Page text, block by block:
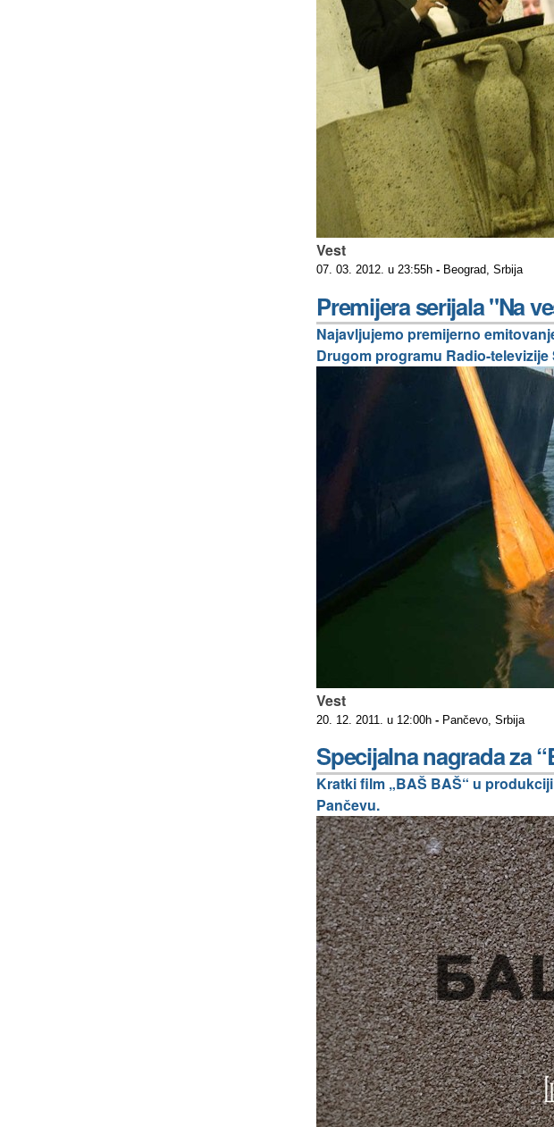
Vest
07. 03. 2012. u 23:55h - Beograd, Srbija
Premijera serijala "Na
Najavljujemo premijerno
Drugom programu Radio-televizije
Vest
20. 12. 2011. u 12:00h - Pančevo, Srbija
Specijalna nagrada za
Kratki film „BAŠ BAŠ“ u
Pančevu.